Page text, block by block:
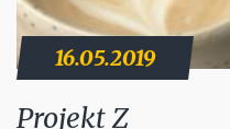
16.05.2019
Projekt Z